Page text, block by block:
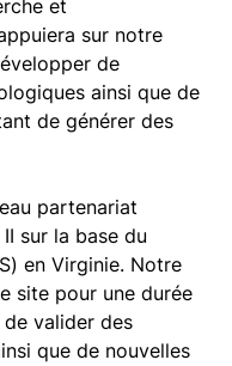
et
sur notre
de
ainsi que de
de générer des
partenariat
sur la base du
en Virginie. Notre
site pour une durée
valider des
que de nouvelles